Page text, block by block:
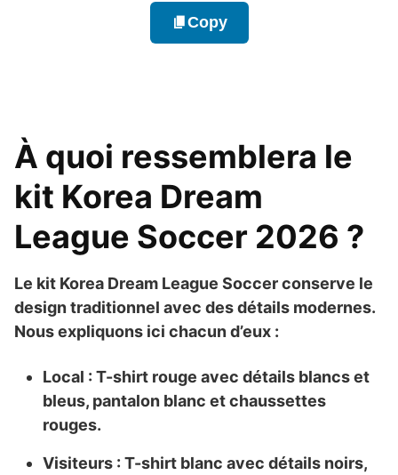
Copy
À quoi ressemblera le
kit Korea Dream
League Soccer 2026 ?
Le kit Korea Dream League Soccerconserve le
design traditionnel avec des détails modernes.
Nous expliquons ici chacun d’eux :
Local : T-shirt rouge avec détails blancs et
bleus, pantalon blanc et chaussettes
rouges.
Visiteurs : T-shirt blanc avec détails noirs,